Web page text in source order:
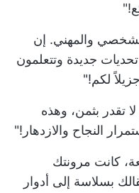
الشخصي والمهني. إن
جديدة وتتعلمون
لكم!"
تقدر بثمن، وهذه
النجاح والازدهار!"
كانت مرونتك
بسلاسة إلى أدوار